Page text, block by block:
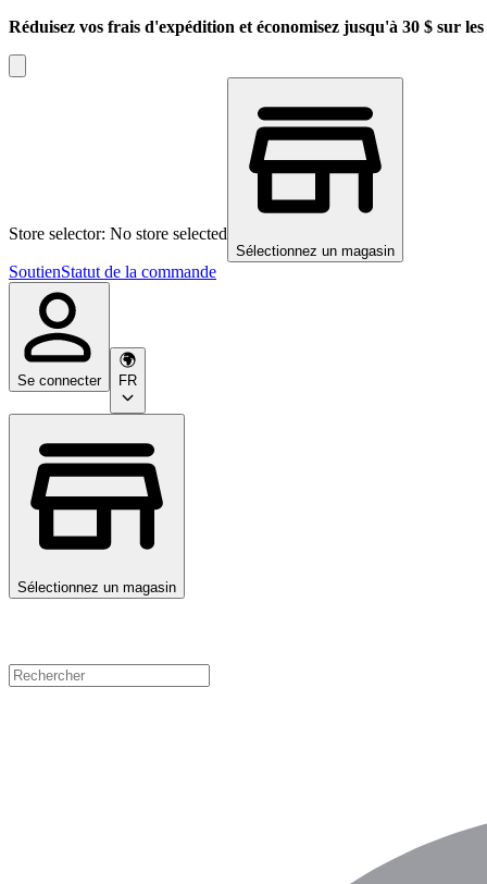
Réduisez vos frais d'expédition et économisez jusqu'à 30 $ sur
Store selector: No store selected
Sélectionnez un magasin
SoutienStatut de la commande
Se connecter FR
Sélectionnez un magasin